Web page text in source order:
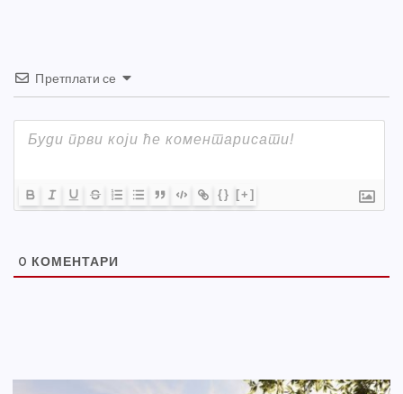
Претплати се
{} [+]
0 КОМЕНТАРИ